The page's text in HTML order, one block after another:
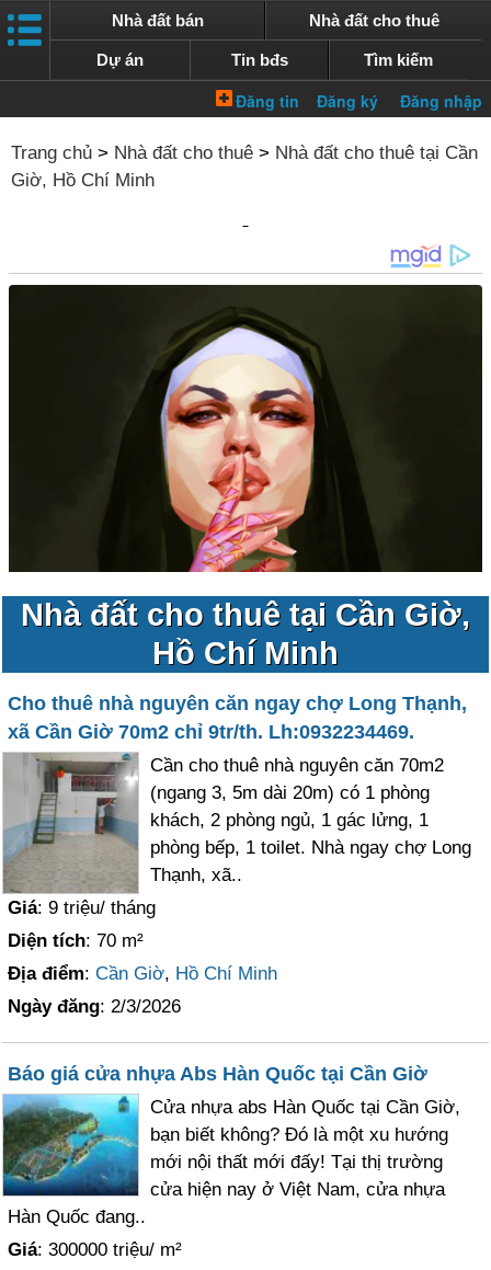
Nhà đất bán Nhà đất cho thuê
Dự án Tin bđs Tìm kiếm
Trang chủ > Nhà đất cho thuê > Nhà đất cho thuê tại Cần
Giờ, Hồ Chí Minh
Nhà đất cho thuê tại Cần Giờ,
Hồ Chí Minh
Cho thuê nhà nguyên căn ngay chợ Long Thạnh,
xã Cần Giờ 70m2 chỉ 9tr/th. Lh:0932234469.
Cần cho thuê nhà nguyên căn 70m2
(ngang 3, 5m dài 20m) có 1 phòng
khách, 2 phòng ngủ, 1 gác lửng, 1
phòng bếp, 1 toilet. Nhà ngay chợ Long
Thạnh, xã..
Giá: 9 triệu/ tháng
Diện tích: 70 m²
Địa điểm:Cần Giờ, Hồ Chí Minh
Ngày đăng: 2/3/2026
Báo giá cửa nhựa Abs Hàn Quốc tại Cần Giờ
Cửa nhựa abs Hàn Quốc tại Cần Giờ,
bạn biết không? Đó là một xu hướng
mới nội thất mới đấy! Tại thị trường
cửa hiện nay ở Việt Nam, cửa nhựa
Hàn Quốc đang..
Giá: 300000 triệu/ m²